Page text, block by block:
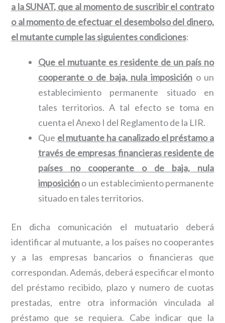
a la SUNAT, que al momento de suscribir el contrato
o al momento de efectuar el desembolso del dinero,
el mutante cumple las siguientes condiciones:
Que el mutuante es residente de un país no
cooperante o de baja, nula imposicióno un
establecimiento permanente situado en
tales territorios. A tal efecto se toma en
cuenta el Anexo I del Reglamento de la LIR.
Que el mutuante ha canalizado el préstamo a
través de empresas financieras residente de
países no cooperante o de baja, nula
imposicióno un establecimiento permanente
situado en tales territorios.
En dicha comunicación el mutuatario deberá
identificar al mutuante, a los países no cooperantes
y a las empresas bancarios o financieras que
correspondan. Además, deberá especificar el monto
del préstamo recibido, plazo y numero de cuotas
prestadas, entre otra información vinculada al
préstamo que se requiera. Cabe indicar que la